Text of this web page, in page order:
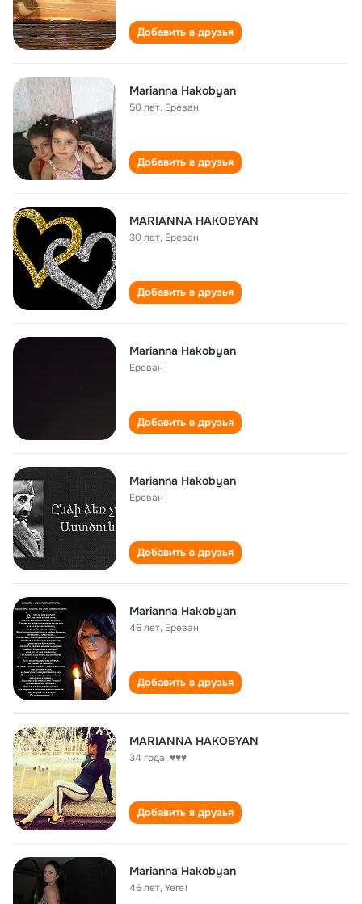
Добавить в друзья
Marianna Hakobyan
50 лет, Ереван
Добавить в друзья
MARIANNA HAKOBYAN
30 лет, Ереван
Добавить в друзья
Marianna Hakobyan
Ереван
Добавить в друзья
Marianna Hakobyan
Ереван
Добавить в друзья
Marianna Hakobyan
46 лет, Ереван
Добавить в друзья
MARIANNA HAKOBYAN
34 года,♥♥♥
Добавить в друзья
Marianna Hakobyan
46 лет,Yere1